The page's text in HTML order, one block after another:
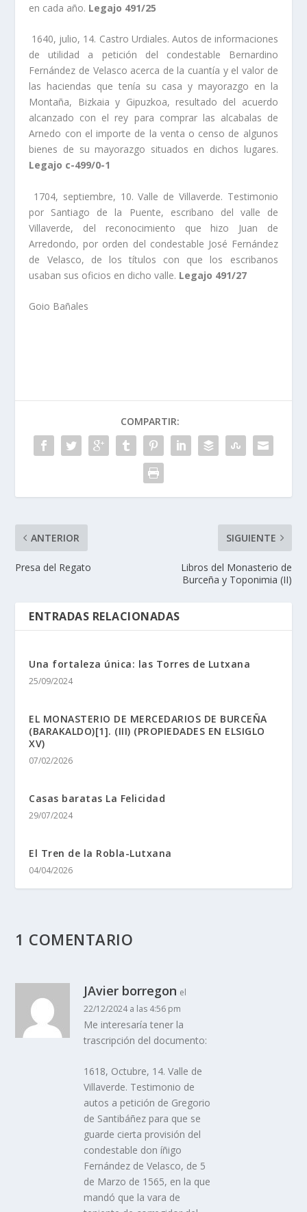
en cada año. Legajo 491/25
1640, julio, 14. Castro Urdiales. Autos de informaciones
de utilidad a petición del condestable Bernardino
Fernández de Velasco acerca de la cuantí­a y el valor de
las haciendas que tení­a su casa y mayorazgo en la
Montaña, Bizkaia y Gipuzkoa, resultado del acuerdo
alcanzado con el rey para comprar las alcabalas de
Arnedo con el importe de la venta o censo de algunos
bienes de su mayorazgo situados en dichos lugares.
Legajo c-499/0-1
1704, septiembre, 10. Valle de Villaverde. Testimonio
por Santiago de la Puente, escribano del valle de
Villaverde, del reconocimiento que hizo Juan de
Arredondo, por orden del condestable José Fernández
de Velasco, de los tí­tulos con que los escribanos
usaban sus oficios en dicho valle. Legajo 491/27
Goio Bañales
COMPARTIR:
ANTERIOR
Presa del Regato
SIGUIENTE
Libros del Monasterio de
Burceña y Toponimia (II)
ENTRADAS RELACIONADAS
Una fortaleza única: las Torres de Lutxana
25/09/2024
EL MONASTERIO DE MERCEDARIOS DE BURCEÑA
(BARAKALDO)[1]. (III) (PROPIEDADES EN ELSIGLO
XV)
07/02/2026
Casas baratas La Felicidad
29/07/2024
El Tren de la Robla-Lutxana
04/04/2026
1 COMENTARIO
JAvier borregon el
22/12/2024 a las 4:56 pm
Me interesaría tener la
trascripción del documento:
1618, Octubre, 14. Valle de
Villaverde. Testimonio de
autos a petición de Gregorio
de Santibáñez para que se
guarde cierta provisión del
condestable don íñigo
Fernández de Velasco, de 5
de Marzo de 1565, en la que
mandó que la vara de